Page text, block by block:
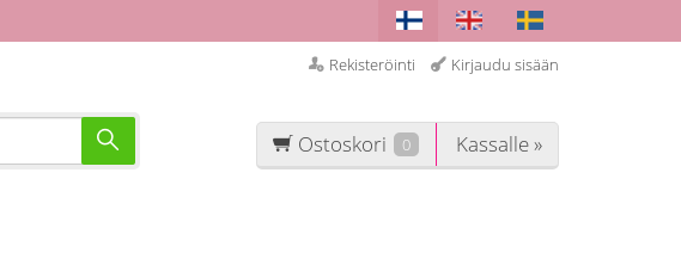
Rekisteröinti Kirjaudu sisään
Ostoskori 0 Kassalle »